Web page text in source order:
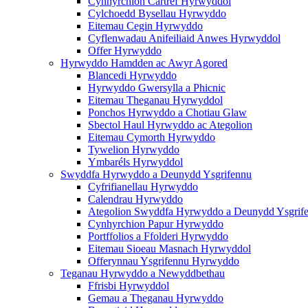
Cylchoedd Bysellau Hyrwyddo
Eitemau Cegin Hyrwyddo
Cyflenwadau Anifeiliaid Anwes Hyrwyddol
Offer Hyrwyddo
Hyrwyddo Hamdden ac Awyr Agored
Blancedi Hyrwyddo
Hyrwyddo Gwersylla a Phicnic
Eitemau Theganau Hyrwyddol
Ponchos Hyrwyddo a Chotiau Glaw
Sbectol Haul Hyrwyddo ac Ategolion
Eitemau Cymorth Hyrwyddo
Tywelion Hyrwyddo
Ymbaréls Hyrwyddol
Swyddfa Hyrwyddo a Deunydd Ysgrifennu
Cyfrifianellau Hyrwyddo
Calendrau Hyrwyddo
Ategolion Swyddfa Hyrwyddo a Deunydd
Cynhyrchion Papur Hyrwyddo
Portffolios a Ffolderi Hyrwyddo
Eitemau Sioeau Masnach Hyrwyddol
Offerynnau Ysgrifennu Hyrwyddo
Teganau Hyrwyddo a Newyddbethau
Ffrisbi Hyrwyddol
Gemau a Theganau Hyrwyddo